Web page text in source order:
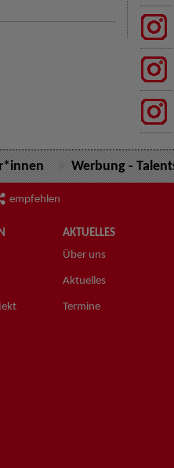
Werbung -
empfehlen
AKTUELLES
Über uns
Aktuelles
Termine